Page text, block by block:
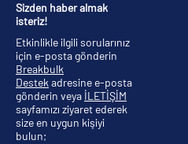
Sizden haber almak
isteriz!
Etkinlikle ilgili sorularınız
için e-posta gönderin
Breakbulk
Destek adresine e-posta
gönderin veya İLETİŞİM
sayfamızı ziyaret ederek
size en uygun kişiyi
bulun;